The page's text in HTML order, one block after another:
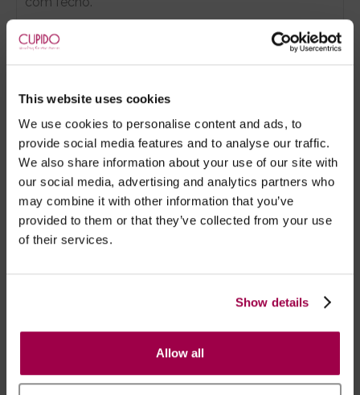
This website uses cookies
We use cookies to personalise content and ads, to
provide social media features and to analyse our traffic.
We also share information about your use of our site with
our social media, advertising and analytics partners who
may combine it with other information that you’ve
provided to them or that they’ve collected from your use
of their services.
Show details
Allow all
Inclui alças brancas removíveis e gola com papillon.
Vista este corpete como lingerie para uma noite
jeans para obter um look casual para uma saída de
sábado à noite.
- Embalagens 100% discretas
- *Entrega em 24 horas para pedidos antes das 16:00 h.
Após as 16:00 h, a sua encomenda será entregue em 48
horas, dias úteis. Portugal e Espanha Continental para
RECOMENDAMOS